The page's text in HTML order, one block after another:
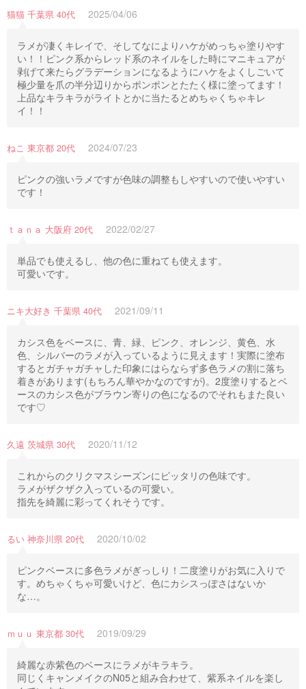
猫猫 千葉県 40代 2025/04/06
ラメが凄くキレイで、そしてなによりハケがめっちゃ塗りやす
い！！ピンク系からレッド系のネイルをした時にマニキュアが
剥げて来たらグラデーションになるようにハケをよくしごいて
極少量を爪の半分辺りからポンポンとたたく様に塗ってます！
上品なキラキラがライトとかに当たるとめちゃくちゃキレ
イ！！
ねこ 東京都 20代 2024/07/23
ピンクの強いラメですが色味の調整もしやすいので使いやすい
です！
ｔａｎａ 大阪府 20代 2022/02/27
単品でも使えるし、他の色に重ねても使えます。
可愛いです。
ニキ大好き 千葉県 40代 2021/09/11
カシス色をベースに、青、緑、ピンク、オレンジ、黄色、水
色、シルバーのラメが入っているように見えます！実際に塗布
するとガチャガチャした印象にはらならず多色ラメの割に落ち
着きがあります(もちろん華やかなのですが)。2度塗りするとベ
ースのカシス色がブラウン寄りの色になるのでそれもまた良い
です♡
久遠 茨城県 30代 2020/11/12
これからのクリクマスシーズンにピッタリの色味です。
ラメがザクザク入っているの可愛い。
指先を綺麗に彩ってくれそうです。
るい 神奈川県 20代 2020/10/02
ピンクベースに多色ラメがぎっしり！二度塗りがお気に入りで
す。めちゃくちゃ可愛いけど、色にカシスっぽさはないか
な…。
ｍｕｕ 東京都 30代 2019/09/29
綺麗な赤紫色のベースにラメがキラキラ。
同じくキャンメイクのN05と組み合わせて、紫系ネイルを楽し